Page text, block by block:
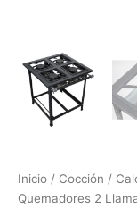
Inicio / Cocción /
Quemadores 2